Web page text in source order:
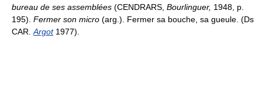
bureau de ses assemblées (CENDRARS, Bourlinguer, 1948, p.
195). Fermer son micro (arg.). Fermer sa bouche, sa gueule. (Ds
CAR. Argot1977).